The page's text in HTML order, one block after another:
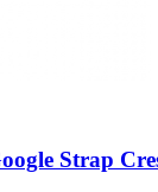
Strap